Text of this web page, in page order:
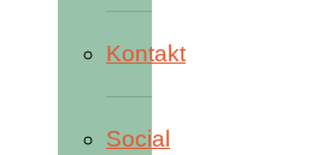
Kontakt
Social